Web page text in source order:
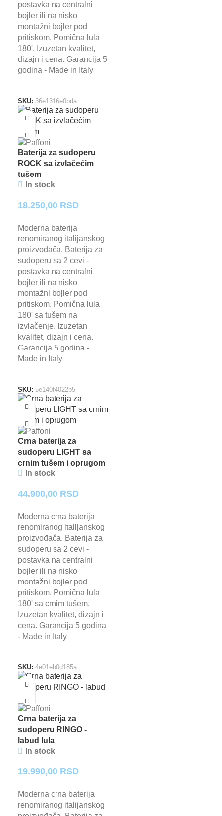
postavka na centralni
bojler ili na nisko
montažni bojler pod
pritiskom. Pomična lula
180'. Izuzetan kvalitet,
dizajn i cena. Garancija 5
godina - Made in Italy
SKU: 36e1316e0bda
Baterija za sudoperu
ROCK sa izvlačećim
tušem
In stock
18.250,00 RSD
Moderna baterija
renomiranog italijanskog
proizvođača. Baterija za
sudoperu sa 2 cevi -
postavka na centralni
bojler ili na nisko
montažni bojler pod
pritiskom. Pomična lula
180' sa tušem na
izvlačenje. Izuzetan
kvalitet, dizajn i cena.
Garancija 5 godina -
Made in Italy
SKU: 5e140f4022b5
Crna baterija za
sudoperu LIGHT sa
crnim tušem i oprugom
In stock
44.900,00 RSD
Moderna crna baterija
renomiranog italijanskog
proizvođača. Baterija za
sudoperu sa 2 cevi -
postavka na centralni
bojler ili na nisko
montažni bojler pod
pritiskom. Pomična lula
180' sa crnim tušem.
Izuzetan kvalitet, dizajn i
cena. Garancija 5 godina
- Made in Italy
SKU: 4e01eb0d185a
Crna baterija za
sudoperu RINGO -
labud lula
In stock
19.990,00 RSD
Moderna crna baterija
renomiranog italijanskog